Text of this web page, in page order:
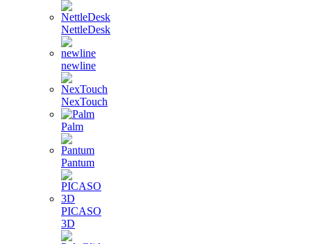
NettleDesk
newline
NexTouch
Palm
Pantum
PICASO
3D